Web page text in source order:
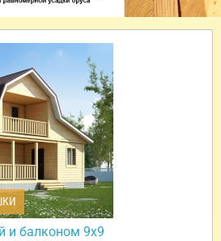
и балконом 9х9